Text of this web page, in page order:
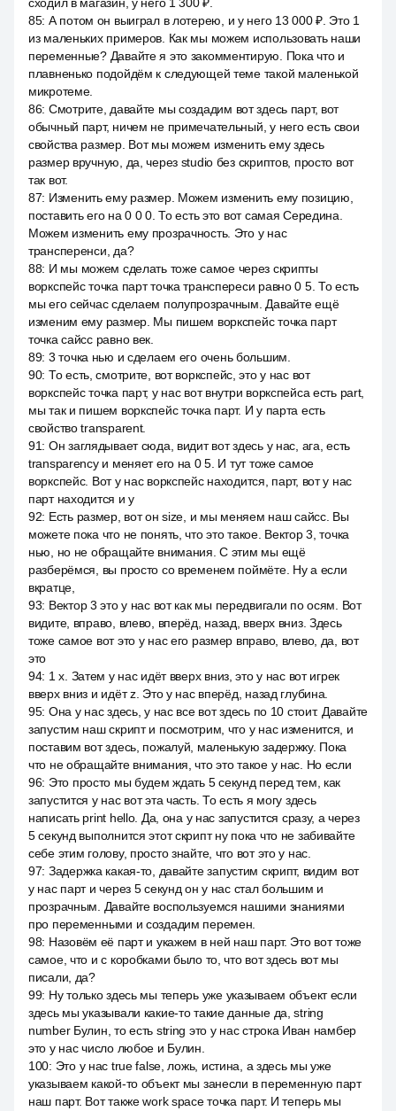
85: А потом он выиграл в лотерею, и у него 13 000 ₽. Это 1
из маленьких примеров. Как мы можем использовать наши
переменные? Давайте я это закомментирую. Пока что и
плавненько подойдём к следующей теме такой маленькой
микротеме.
86: Смотрите, давайте мы создадим вот здесь парт, вот
обычный парт, ничем не примечательный, у него есть свои
свойства размер. Вот мы можем изменить ему здесь
размер вручную, да, через studio без скриптов, просто вот
так вот.
87: Изменить ему размер. Можем изменить ему позицию,
поставить его на 0 0 0. То есть это вот самая Середина.
Можем изменить ему прозрачность. Это у нас
трансперенси, да?
88: И мы можем сделать тоже самое через скрипты
воркспейс точка парт точка транспереси равно 0 5. То есть
мы его сейчас сделаем полупрозрачным. Давайте ещё
изменим ему размер. Мы пишем воркспейс точка парт
точка сайсс равно век.
89: 3 точка нью и сделаем его очень большим.
90: То есть, смотрите, вот воркспейс, это у нас вот
воркспейс точка парт, у нас вот внутри воркспейса есть part,
мы так и пишем воркспейс точка парт. И у парта есть
свойство transparent.
91: Он заглядывает сюда, видит вот здесь у нас, ага, есть
transparency и меняет его на 0 5. И тут тоже самое
воркспейс. Вот у нас воркспейс находится, парт, вот у нас
парт находится и у
92: Есть размер, вот он size, и мы меняем наш сайсс. Вы
можете пока что не понять, что это такое. Вектор 3, точка
нью, но не обращайте внимания. С этим мы ещё
разберёмся, вы просто со временем поймёте. Ну а если
вкратце,
93: Вектор 3 это у нас вот как мы передвигали по осям. Вот
видите, вправо, влево, вперёд, назад, вверх вниз. Здесь
тоже самое вот это у нас его размер вправо, влево, да, вот
это
94: 1 x. Затем у нас идёт вверх вниз, это у нас вот игрек
вверх вниз и идёт z. Это у нас вперёд, назад глубина.
95: Она у нас здесь, у нас все вот здесь по 10 стоит. Давайте
запустим наш скрипт и посмотрим, что у нас изменится, и
поставим вот здесь, пожалуй, маленькую задержку. Пока
что не обращайте внимания, что это такое у нас. Но если
96: Это просто мы будем ждать 5 секунд перед тем, как
запустится у нас вот эта часть. То есть я могу здесь
написать print hello. Да, она у нас запустится сразу, а через
5 секунд выполнится этот скрипт ну пока что не забивайте
себе этим голову, просто знайте, что вот это у нас.
97: Задержка какая-то, давайте запустим скрипт, видим вот
у нас парт и через 5 секунд он у нас стал большим и
прозрачным. Давайте воспользуемся нашими знаниями
про переменными и создадим перемен.
98: Назовём её парт и укажем в ней наш парт. Это вот тоже
самое, что и с коробками было то, что вот здесь вот мы
писали, да?
99: Ну только здесь мы теперь уже указываем объект если
здесь мы указывали какие-то такие данные да, string
number Булин, то есть string это у нас строка Иван намбер
это у нас число любое и Булин.
100: Это у нас true false, ложь, истина, а здесь мы уже
указываем какой-то объект мы занесли в переменную парт
наш парт. Вот также work space точка парт. И теперь мы